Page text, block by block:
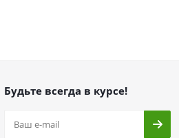
Будьте всегда в курсе!